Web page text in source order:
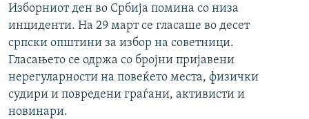
Изборниот ден во Србија помина со низа
инциденти. На 29 март се гласаше во десет
српски општини за избор на советници.
Гласањето се одржа со бројни пријавени
нерегуларности на повеќето места, физички
судири и повредени граѓани, активисти и
новинари.